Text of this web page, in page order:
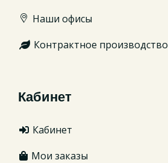
Наши офисы
Контрактное производство
Кабинет
Кабинет
Мои заказы